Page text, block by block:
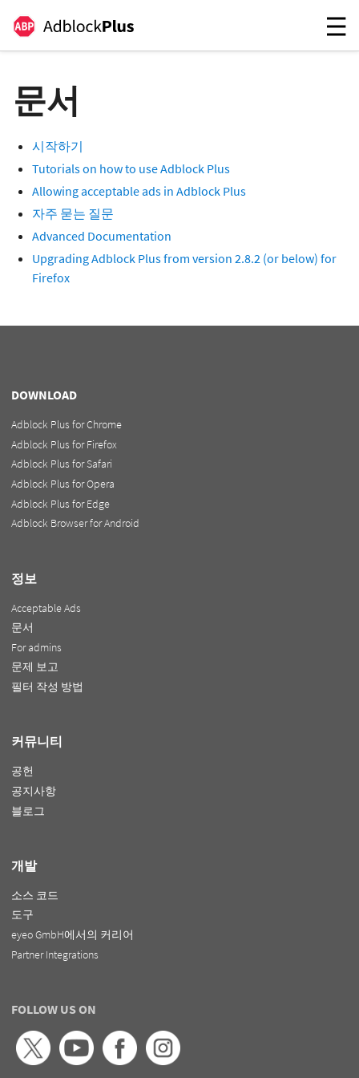
문서
시작하기
Tutorials on how to use Adblock Plus
Allowing acceptable ads in Adblock Plus
자주 묻는 질문
Advanced Documentation
Upgrading Adblock Plus from version 2.8.2 (or below) for
Firefox
DOWNLOAD
Adblock Plus for Chrome
Adblock Plus for Firefox
Adblock Plus for Safari
Adblock Plus for Opera
Adblock Plus for Edge
Adblock Browser for Android
정보
Acceptable Ads
문서
For admins
문제 보고
필터 작성 방법
커뮤니티
공헌
공지사항
블로그
개발
소스 코드
도구
eyeo GmbH에서의 커리어
Partner Integrations
FOLLOW US ON